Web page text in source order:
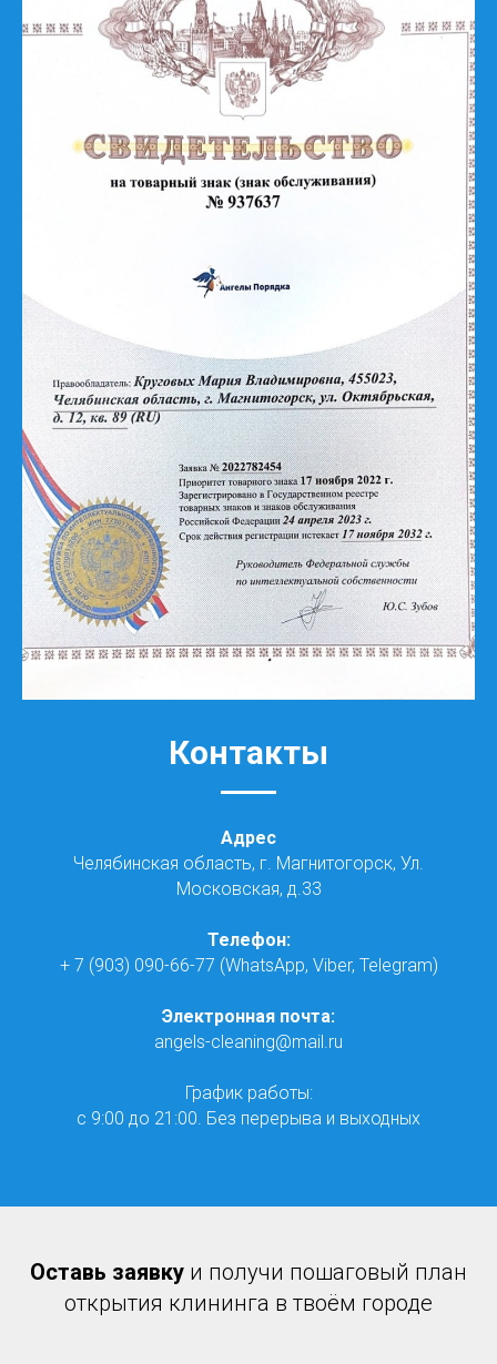
Контакты
Адрес
Челябинская область, г. Магнитогорск, Ул.
Московская, д.33
Телефон:
+ 7 (903) 090-66-77 (WhatsApp, Viber, Telegram)
Электронная почта:
angels-cleaning@mail.ru
График работы:
с 9:00 до 21:00. Без перерыва и выходных
Оставь заявку и получи пошаговый план
открытия клининга в твоём городе